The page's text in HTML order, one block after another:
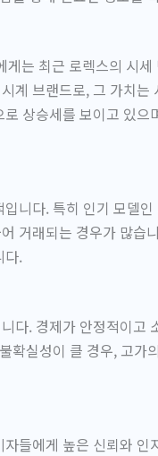
는 최근 로렉스의 시
계 브랜드로, 그 가치는
상승세를 보이고 있으
니다. 특히 인기 모델
거래되는 경우가 많습
다.
다. 경제가 안정적이고
확실성이 클 경우, 고가
들에게 높은 신뢰와 인